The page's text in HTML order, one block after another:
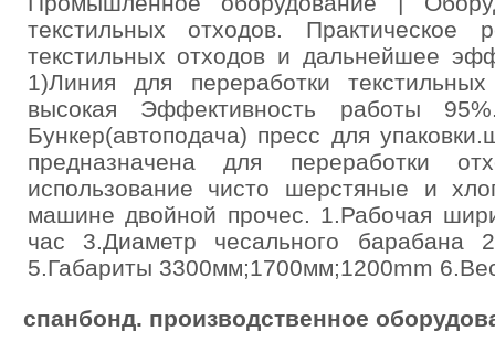
текстильных отходов. Практическое
текстильных отходов и дальнейшее
1)Линия для переработки
высокая Эффективность работы
Бункер(автоподача) пресс для
предназначена для переработки
использование чисто шерстяные и
машине двойной прочес. 1.Рабочая
час 3.Диаметр чесального барабана
5.Габариты 3300мм;1700мм;1200mm
спанбонд. производственное